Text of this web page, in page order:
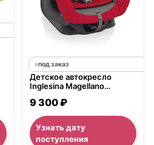
под заказ
Детское автокресло
Inglesina Magellano
9 300 ₽
Узнать дату
поступления